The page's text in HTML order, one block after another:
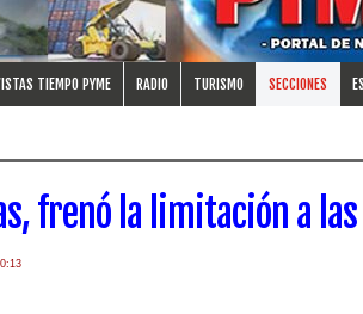
TIEMPO PYME RADIO TURISMO SECCIONES
frenó la limitación a